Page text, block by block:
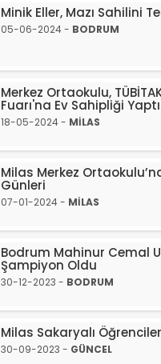
Minik Eller, Mazı Sahilini
05-06-2024 - BODRUM
Merkez Ortaokulu,
Fuarı'na Ev Sahipliği Yaptı
18-05-2024 - MİLAS
Milas Merkez
Günleri
07-01-2024 - MİLAS
Bodrum Mahinur Cemal
Şampiyon Oldu
30-12-2023 - BODRUM
Milas Sakaryalı Öğrenciler
30-09-2023 - GÜNCEL